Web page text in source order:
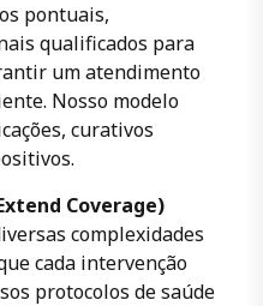
pontuais,
qualificados para
um atendimento
Nosso modelo
curativos
Coverage)
complexidades
cada intervenção
protocolos de saúde